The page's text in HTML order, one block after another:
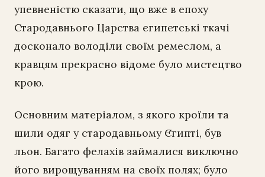
упевненістю сказати, що вже в епоху
Стародавнього Царства єгипетські ткачі
досконало володіли своїм ремеслом, а
кравцям прекрасно відоме було мистецтво
крою.
Основним матеріалом, з якого кроїли та
шили одяг у стародавньому Єгипті, був
льон. Багато фелахів займалися виключно
його вирощуванням на своїх полях; було